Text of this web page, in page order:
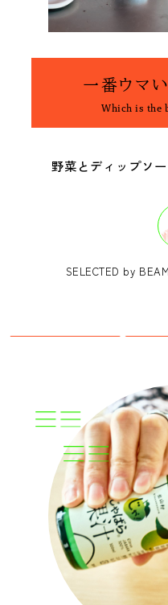
一番ウマ
Which is the
野菜とディップソ
SELECTED by